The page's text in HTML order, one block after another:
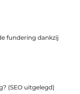
fundering dankzij
(SEO uitgelegd)